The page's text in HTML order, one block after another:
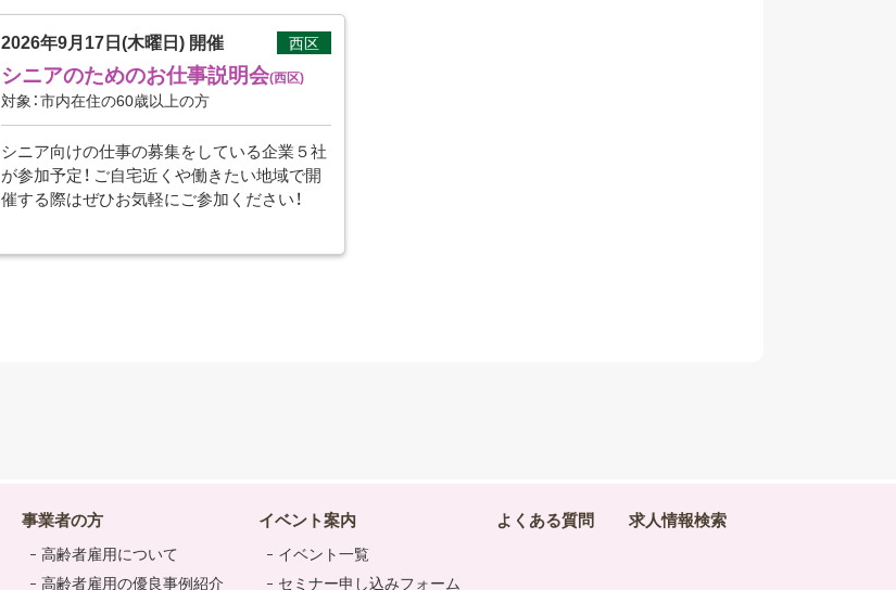
2026年9月17日(木曜日)開催 西区
シニアのためのお仕事説明会(西区)
対象：市内在住の60歳以上の方
シニア向けの仕事の募集をしている企業５社
が参加予定！ ご自宅近くや働きたい地域で開
催する際はぜひお気軽にご参加ください！
事業者の方
高齢者雇用について
高齢者雇用の優良事例紹介
イベント案内
イベント一覧
セミナー申し込みフォーム
よくある質問 求人情報検索